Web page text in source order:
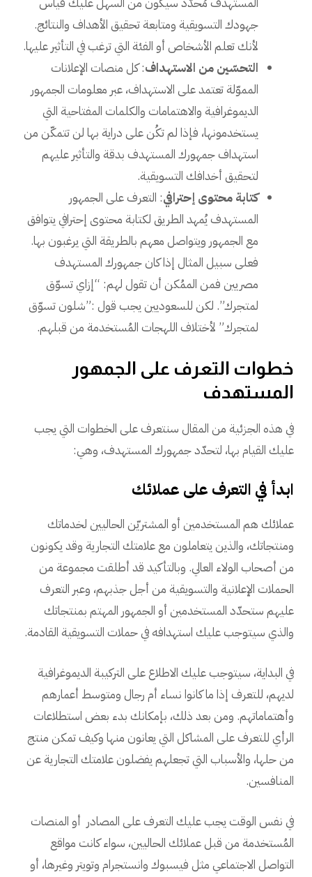
جهودك التسويقية ومتابعة تحقيق الأهداف والنتائج.
لأنك تعلم الأشخاص أو الفئة التي ترغب في التأثير عليها.
التحسّين من الاستهداف: كل منصات الإعلانات
المموّلة تعتمد على الاستهداف، عبر معلومات الجمهور
الديموغرافية والاهتمامات والكلمات المفتاحية التي
يستخدمونها، فإذا لم تكُن على دراية بها لن تتمكّن من
استهداف جمهورك المستهدف بدقة والتأثير عليهم
لتحقيق أخدافك التسويقية.
كتابة محتوى إحترافي: التعرف على الجمهور
المستهدف يُمهد الطريق لكتابة محتوى إحترافي يتوافق
مع الجمهور ويتواصل معهم بالطريقة التي يرغبون بها.
فعلى سبيل المثال إذا كان جمهورك المستهدف
مصريين فمن الممُكن أن تقول لهم: “إزاي تسوّق
لمتجرك”. لكن للسعوديين يجب قول :”شلون تسوّق
لمتجرك” لأختلاف اللهجات المُستخدمة من قبلهم.
خطوات التعرف على الجمهور
المستهدف
في هذه الجزئية من المقال سنتعرف على الخطوات التي يجب
عليك القيام بها، لتحدّد جمهورك المستهدف، وهي:
ابدأ في التعرف على عملائك
عملائك هم المستخدمين أو المشتريّن الحاليين لخدماتك
ومنتجاتك، والذين يتعاملون مع علامتك التجارية وقد يكونون
من أصحاب الولاء العالي. وبالتأكيد قد أطلقت مجموعة من
الحملات الإعلانية والتسويقية من أجل جذبهم، وعبر التعرف
عليهم ستحدّد المستخدمين أو الجمهور المهتم بمنتجاتك
والذي سيتوجب عليك استهدافه في حملات التسويقية القادمة.
في البداية، سيتوجب عليك الاطلاع على التركيبة الديموغرافية
لديهم، للتعرف إذا ما كانوا نساء أم رجال ومتوسط أعمارهم
وأهتماماتهم. ومن بعد ذلك، بإمكانك بدء بعض استطلاعات
الرأي للتعرف على المشاكل التي يعانون منها وكيف تمكن منتج
من حلها، والأسباب التي تجعلهم يفضلون علامتك التجارية عن
المنافسين.
في نفس الوقت يجب عليك التعرف على المصادر أو المنصات
المُستخدمة من قبل عملائك الحاليين، سواء كانت مواقع
التواصل الاجتماعي مثل فيسبوك وانستجرام وتويتر وغيرها، أو